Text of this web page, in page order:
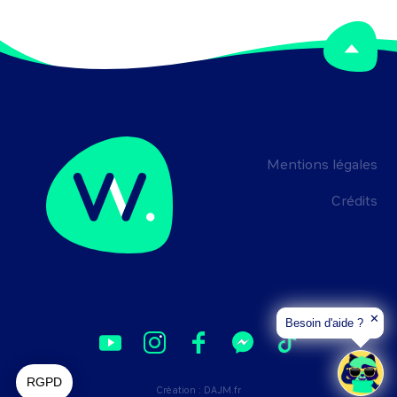
Création : DAJM.fr
Mentions légales
Crédits
Besoin d'aide ? ✕